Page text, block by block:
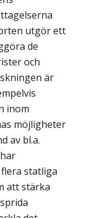
utgör ett
de
och
är
inom
möjligheter
av bl.a.
statliga
att stärka